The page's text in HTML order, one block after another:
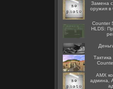
Замена
оружия в
Counter
HLDS:
AMX
админа,